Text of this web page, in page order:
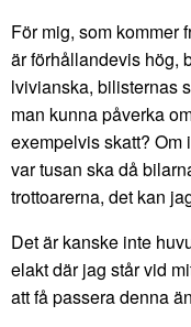
För mig, som kommer
är förhållandevis hög,
lvivianska, bilisternas
man kunna påverka
exempelvis skatt? Om
var tusan ska då
trottoarerna, det kan
Det är kanske inte
elakt där jag står vid
att få passera denna